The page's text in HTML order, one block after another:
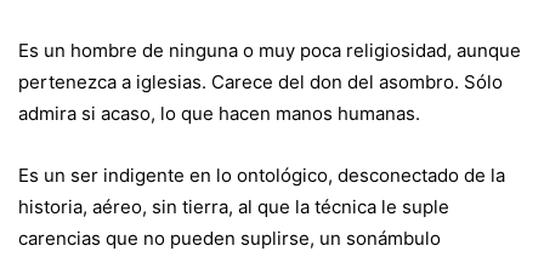
Es un hombre de ninguna o muy poca religiosidad, aunque
pertenezca a iglesias. Carece del don del asombro. Sólo
admira si acaso, lo que hacen manos humanas.
Es un ser indigente en lo ontológico, desconectado de la
historia, aéreo, sin tierra, al que la técnica le suple
carencias que no pueden suplirse, un sonámbulo